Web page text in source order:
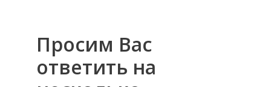
Просим Вас
ответить на